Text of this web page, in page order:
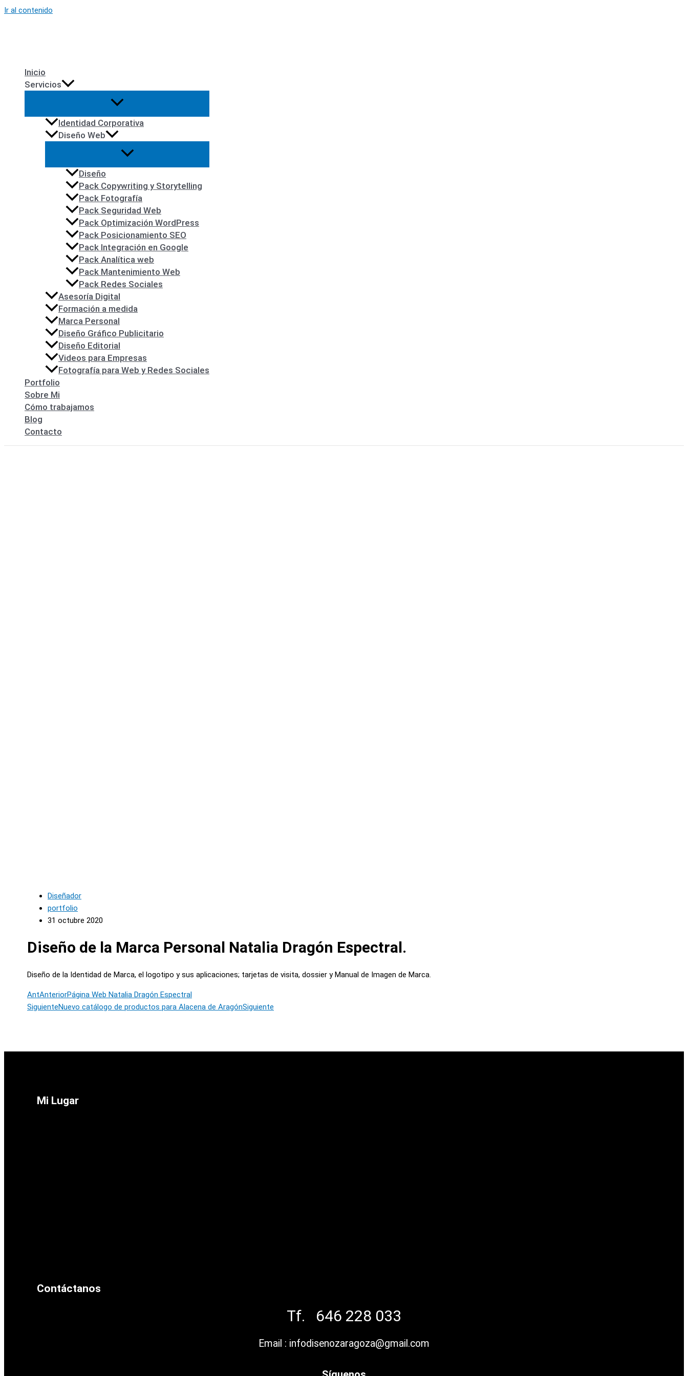
Ir al contenido
Inicio
Servicios
Identidad Corporativa
Diseño Web
Diseño
Pack Copywriting y Storytelling
Pack Fotografía
Pack Seguridad Web
Pack Optimización WordPress
Pack Posicionamiento SEO
Pack Integración en Google
Pack Analítica web
Pack Mantenimiento Web
Pack Redes Sociales
Asesoría Digital
Formación a medida
Marca Personal
Diseño Gráfico Publicitario
Diseño Editorial
Videos para Empresas
Fotografía para Web y Redes Sociales
Portfolio
Sobre Mi
Cómo trabajamos
Blog
Contacto
Diseñador
portfolio
31 octubre 2020
Diseño de la Marca Personal Natalia Dragón Espectral.
Diseño de la Identidad de Marca, el logotipo y sus aplicaciones; tarjetas de visita, dossier y Manual de Imagen de Marca.
AntAnteriorPágina Web Natalia Dragón Espectral
SiguienteNuevo catálogo de productos para Alacena de AragónSiguiente
Mi Lugar
Contáctanos
Tf. 646 228 033
Email : infodisenozaragoza@gmail.com